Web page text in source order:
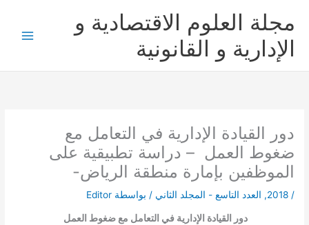
المحتوى
مجلة العلوم الاقتصادية و
الإدارية و القانونية
دور القيادة الإدارية في التعامل مع
ضغوط العمل – دراسة تطبيقية على
الموظفين بإمارة منطقة الرياض-
/
2018
, العدد التاسع - المجلد الثاني / بواسطة Editor
دور القيادة الإدارية في التعامل مع ضغوط العمل